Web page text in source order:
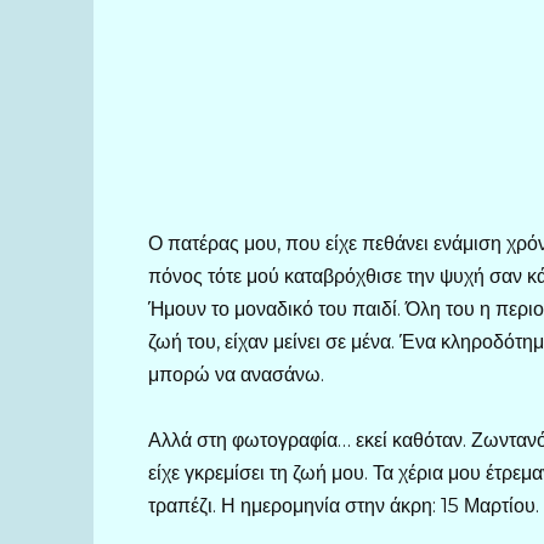
Ο πατέρας μου, που είχε πεθάνει ενάμιση
πόνος τότε μού καταβρόχθισε την ψυχή σαν
Ήμουν το μοναδικό του παιδί. Όλη του η
ζωή του, είχαν μείνει σε μένα. Ένα
μπορώ να ανασάνω.
Αλλά στη φωτογραφία… εκεί καθόταν.
είχε γκρεμίσει τη ζωή μου. Τα χέρια μου
τραπέζι. Η ημερομηνία στην άκρη: 15